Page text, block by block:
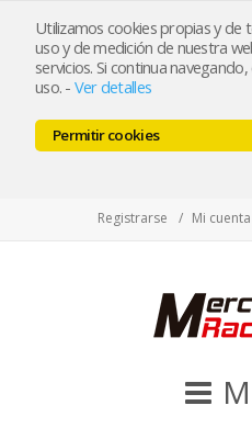
Utilizamos cookies propias y de
uso y de medición de nuestra
servicios. Si continua
uso. - Ver detalles
Permitir cookies
Registrarse
Mi cuenta